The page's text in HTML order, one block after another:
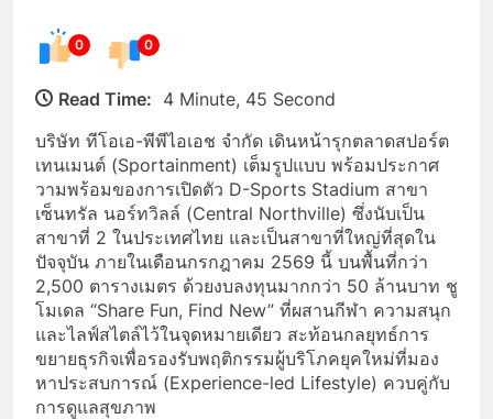
0 0
Read Time: 4 Minute, 45 Second
บริษัท ทีโอเอ-พีพีไอเอช จำกัด เดินหน้ารุกตลาดสปอร์ต
เทนเมนต์ (Sportainment) เต็มรูปแบบ พร้อมประกาศ
วามพร้อมของการเปิดตัว D-Sports Stadium สาขา
เซ็นทรัล นอร์ทวิลล์ (Central Northville) ซึ่งนับเป็น
สาขาที่ 2 ในประเทศไทย และเป็นสาขาที่ใหญ่ที่สุดใน
ปัจจุบัน ภายในเดือนกรกฎาคม 2569 นี้ บนพื้นที่กว่า
2,500 ตารางเมตร ด้วยงบลงทุนมากกว่า 50 ล้านบาท ชู
โมเดล “Share Fun, Find New” ที่ผสานกีฬา ความสนุก
และไลฟ์สไตล์ไว้ในจุดหมายเดียว สะท้อนกลยุทธ์การ
ขยายธุรกิจเพื่อรองรับพฤติกรรมผู้บริโภคยุคใหม่ที่มอง
หาประสบการณ์ (Experience-led Lifestyle) ควบคู่กับ
การดูแลสุขภาพ